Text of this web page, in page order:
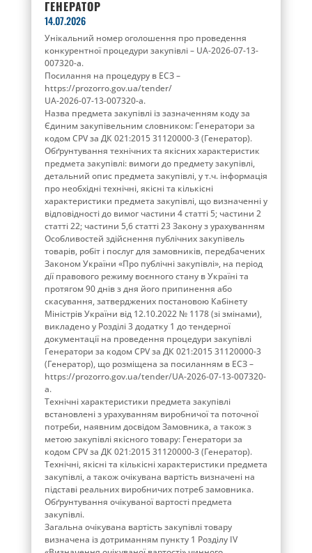
ГЕНЕРАТОР
14.07.2026
Унікальний номер оголошення про проведення
конкурентної процедури закупівлі – UA-2026-07-13-
007320-a.
Посилання на процедуру в ЕСЗ –
https://prozorro.gov.ua/tender/
UA-2026-07-13-007320-a.
Назва предмета закупівлі із зазначенням коду за
Єдиним закупівельним словником: Генератори за
кодом CPV за ДК 021:2015 31120000-3 (Генератор).
Обґрунтування технічних та якісних характеристик
предмета закупівлі: вимоги до предмету закупівлі,
детальний опис предмета закупівлі, у т.ч. інформація
про необхідні технічні, якісні та кількісні
характеристики предмета закупівлі, що визначенні у
відповідності до вимог частини 4 статті 5; частини 2
статті 22; частини 5,6 статті 23 Закону з урахуванням
Особливостей здійснення публічних закупівель
товарів, робіт і послуг для замовників, передбачених
Законом України «Про публічні закупівлі», на період
дії правового режиму воєнного стану в Україні та
протягом 90 днів з дня його припинення або
скасування, затверджених постановою Кабінету
Міністрів України від 12.10.2022 № 1178 (зі змінами),
викладено у Розділі 3 додатку 1 до тендерної
документації на проведення процедури закупівлі
Генератори за кодом CPV за ДК 021:2015 31120000-3
(Генератор), що розміщена за посиланням в ЕСЗ –
https://prozorro.gov.ua/tender/UA-2026-07-13-007320-
a.
Технічні характеристики предмета закупівлі
встановлені з урахуванням виробничої та поточної
потреби, наявним досвідом Замовника, а також з
метою закупівлі якісного товару: Генератори за
кодом CPV за ДК 021:2015 31120000-3 (Генератор).
Технічні, якісні та кількісні характеристики предмета
закупівлі, а також очікувана вартість визначені на
підставі реальних виробничих потреб замовника.
Обґрунтування очікуваної вартості предмета
закупівлі.
Загальна очікувана вартість закупівлі товару
визначена із дотриманням пункту 1 Розділу ІV